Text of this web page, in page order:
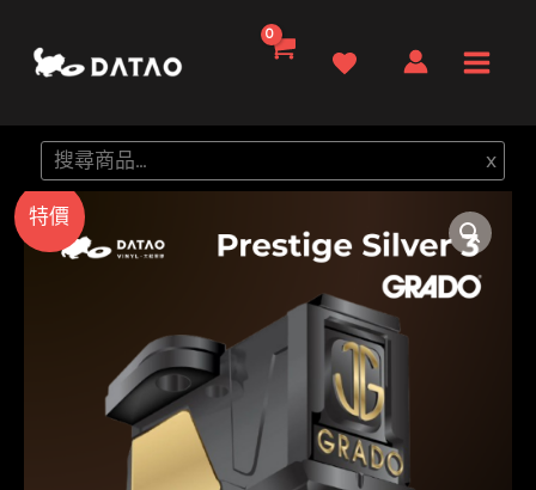
要
容
Menu
搜
尋
x
特價